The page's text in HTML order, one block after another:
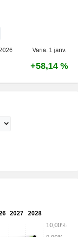
Varia. 1 janv.
+58,14 %